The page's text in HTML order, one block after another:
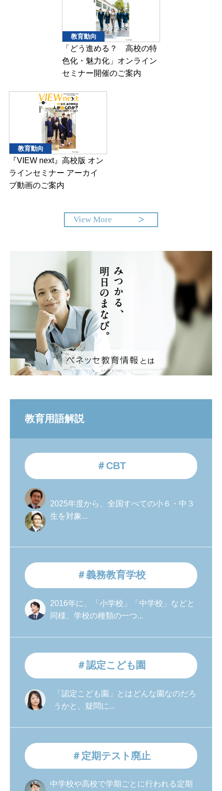
教育動向
「どう進める？ 高校の特
色化・魅力化」オンライン
セミナー開催のご案内
教育動向
『VIEW next』高校版 オン
ラインセミナー アーカイ
ブ動画のご案内
View More
教育用語解説
＃CBT
2025年度から、全国すべての小６・中３
生を対象...
＃義務教育学校
2016年に、「小学校」「中学校」などと
同様、学校の種類の一つ...
＃認定こども園
「認定こども園」とはどんな園なのだろ
うかと、疑問に...
＃定期テスト廃止
中学校や高校で学期ごとに行われる定期